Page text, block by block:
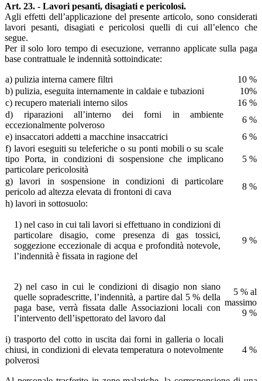
Art. 23. - Lavori pesanti, disagiati e pericolosi.
Agli effetti dell’applicazione del presente articolo, sono considerati
lavori pesanti, disagiati e pericolosi quelli di cui all’elenco che
segue.
Per il solo loro tempo di esecuzione, verranno applicate sulla paga
base contrattuale le indennità sottoindicate:
а) pulizia interna camere filtri
10 %
b) pulizia, eseguita internamente in caldaie e tubazioni
10%
c) recupero materiali interno silos
16 %
d) riparazioni all’interno dei forni in ambiente
eccezionalmente polveroso
6 %
e) insaccatori addetti a macchine insaccatrici
6 %
f) lavori eseguiti su teleferiche o su ponti mobili o su scale
tipo Porta, in condizioni di sospensione che implicano
particolare pericolosità
5 %
g) lavori in sospensione in condizioni di particolare
pericolo ad altezza elevata di frontoni di cava
8 %
h) lavori in sottosuolo:
1) nel caso in cui tali lavori si effettuano in condizioni di
particolare disagio, come presenza di gas tossici,
soggezione eccezionale di acqua e profondità notevole,
l’indennità è fissata in ragione del
9 %
2) nel caso in cui le condizioni di disagio non siano
quelle sopradescritte, l’indennità, a partire dal 5 % della
paga base, verrà fissata dalle Associazioni locali con
l’intervento dell’ispettorato del lavoro dal
5 % al
massimo
9 %
i) trasporto del cotto in uscita dai forni in galleria o locali
chiusi, in condizioni di elevata temperatura o notevolmente
polverosi
4 %